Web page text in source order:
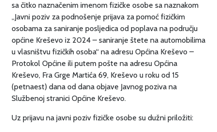
sa čitko naznačenim imenom fizičke osobe sa naznakom
„Javni poziv za podnošenje prijava za pomoć fizičkim
osobama za saniranje posljedica od poplava na području
općine Kreševo iz 2024 – saniranje štete na automobilima
u vlasništvu fizičkih osoba“ na adresu Općina Kreševo –
Protokol Općine ili putem pošte na adresu Općina
Kreševo, Fra Grge Martića 69, Kreševo u roku od 15
(petnaest) dana od dana objave Javnog poziva na
Službenoj stranici Općine Kreševo.
Uz prijavu na javni poziv fizičke osobe su dužni priložiti: